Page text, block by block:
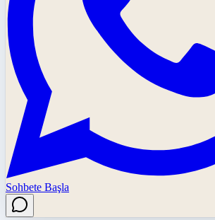
Sohbete Başla